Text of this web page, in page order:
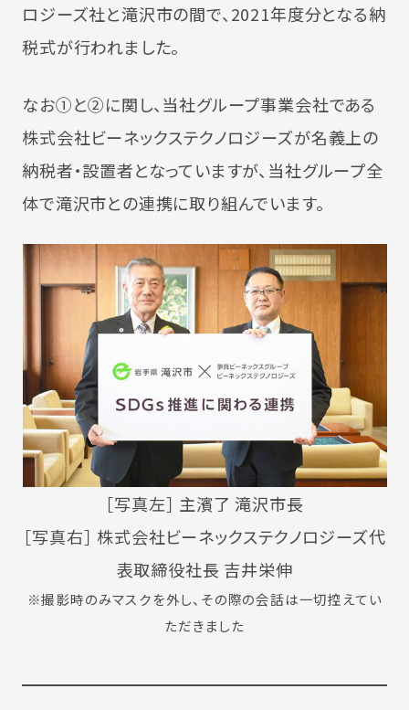
ロジーズ社と滝沢市の間で、2021年度分となる納
税式が行われました。
なお①と②に関し、当社グループ事業会社である
株式会社ビーネックステクノロジーズが名義上の
納税者・設置者となっていますが、当社グループ全
体で滝沢市との連携に取り組んでいます。
［写真左］ 主濱了 滝沢市長
［写真右］ 株式会社ビーネックステクノロジーズ代
表取締役社長 吉井栄伸
※撮影時のみマスクを外し、その際の会話は一切控えてい
ただきました